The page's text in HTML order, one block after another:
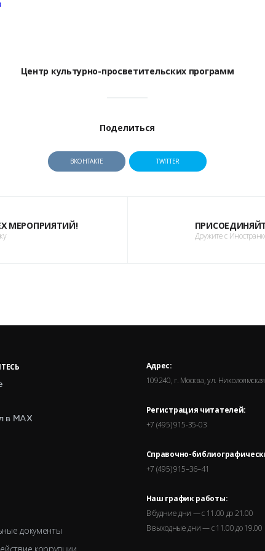
Центр культурно-просветительских программ
Поделиться
ВКОНТАКТЕ TWITTER
МЕРОПРИЯТИЙ!
Дружите с
в MAX
документы
Адрес:
109240, г. Москва, ул.
Регистрация читателей:
+7 (495) 915-35-03
Справочно-
+7 (495) 915–36–41
Наш график работы:
В будние дни — с 11.00 до 21.00
В выходные дни — с 11.00 до 19.00